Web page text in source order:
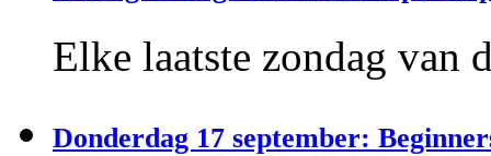
Elke laatste zondag van
Donderdag 17 september: